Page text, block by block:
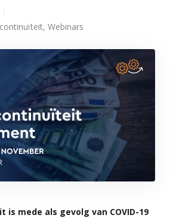
, Webinars
mede als gevolg van COVID-19